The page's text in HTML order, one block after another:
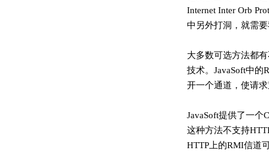
Internet Inter Orb
中另外打洞，就需要
大多数可选方法都
技术。JavaSoft中的
开一个通道，使请
JavaSoft提供了一个
这种方法不支持
HTTP上的RMI信道